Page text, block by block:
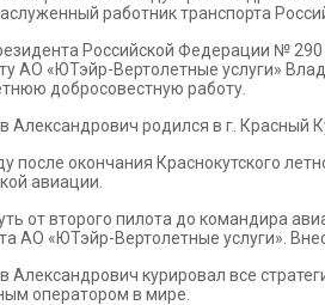
работник транспорта
Российской Федерации №
АО «ЮТэйр-Вертолетные услуги»
добросовестную работу.
Александрович родился в г. Красный
после окончания Краснокутского
авиации.
от второго пилота до командира
АО «ЮТэйр-Вертолетные услуги».
Александрович курировал все
оператором в мире.